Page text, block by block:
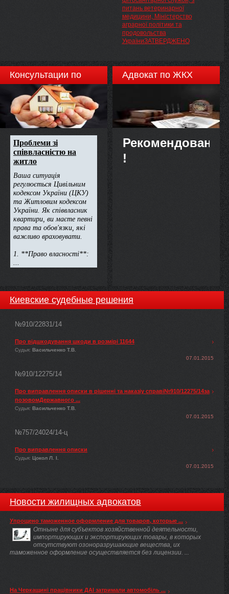
енергії та необхідність
усунення порушень Ліцензійних
умов з виробництва теплової
енергії на
теплоелектроцентралях та
установках з використанням
питань ветеринарної
медицини, Міністерство
аграрної політики та
продовольства
УкраїниЗАТВЕРДЖЕНО
Консультации по
недвижимости
Адвокат по ЖКХ
Рекомендовано
!
Киевские судебные решения
№910/22831/14
Про відшкодування шкоди в розмірі 11644
Судья: Васильченко Т.В.
07.01.2015
№910/12275/14
Про виправлення описки в рішенні та наказіу справі№910/12275/14за
позовомДержавного ...
Судья: Васильченко Т.В.
07.01.2015
№757/24024/14-ц
Про виправлення описки
Судья: Цокол Л. І.
07.01.2015
Новости жилищных адвокатов
Упрощено таможенное оформление для товаров, которые ...
Отныне для субъектов хозяйственной деятельности,
импортирующих и экспортирующих товары, в которых
отсутствуют озоноразрушающие вещества, их
таможенное оформление осуществляется без лицензии. ...
На Черкащині працівники ДАІ затримали автомобіль ...